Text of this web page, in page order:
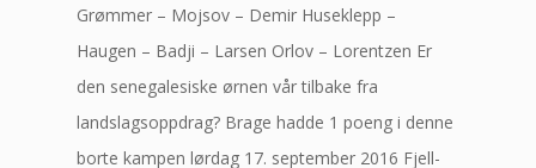
Grømmer – Mojsov – Demir Huseklepp –
Haugen – Badji – Larsen Orlov – Lorentzen Er
den senegalesiske ørnen vår tilbake fra
landslagsoppdrag? Brage hadde 1 poeng i denne
borte kampen lørdag 17. september 2016 Fjell-